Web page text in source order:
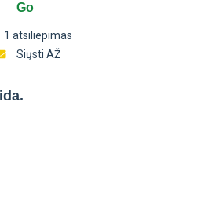
Go
1 atsiliepimas
Siųsti AŽ